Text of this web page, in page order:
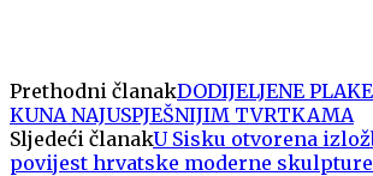
Prethodni članakDODIJELJENE
KUNA NAJUSPJEŠNIJIM TVRTKAMA
Sljedeći članakU Sisku otvorena
povijest hrvatske moderne